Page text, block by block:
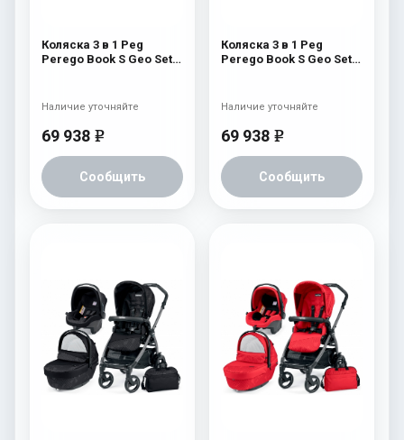
Коляска 3 в 1 Peg
Perego Book S Geo Set
69 938 e
Сообщить
Наличие уточняйте
Коляска 3 в 1 Peg
Perego Book S Geo Set
69 938 e
Сообщить
Наличие уточняйте